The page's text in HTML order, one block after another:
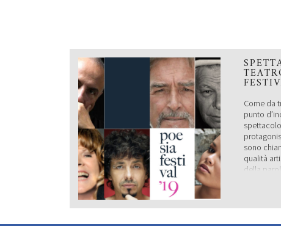
Come da
punto
sono
qualità
della
19
un